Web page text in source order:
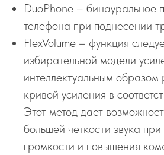
DuoPhone – бинауральное
телефона при поднесении
FlexVolume – функция
избирательной модели
интеллектуальным образом
кривой усиления в
Этот метод дает
большей четкости звука
громкости и повышения